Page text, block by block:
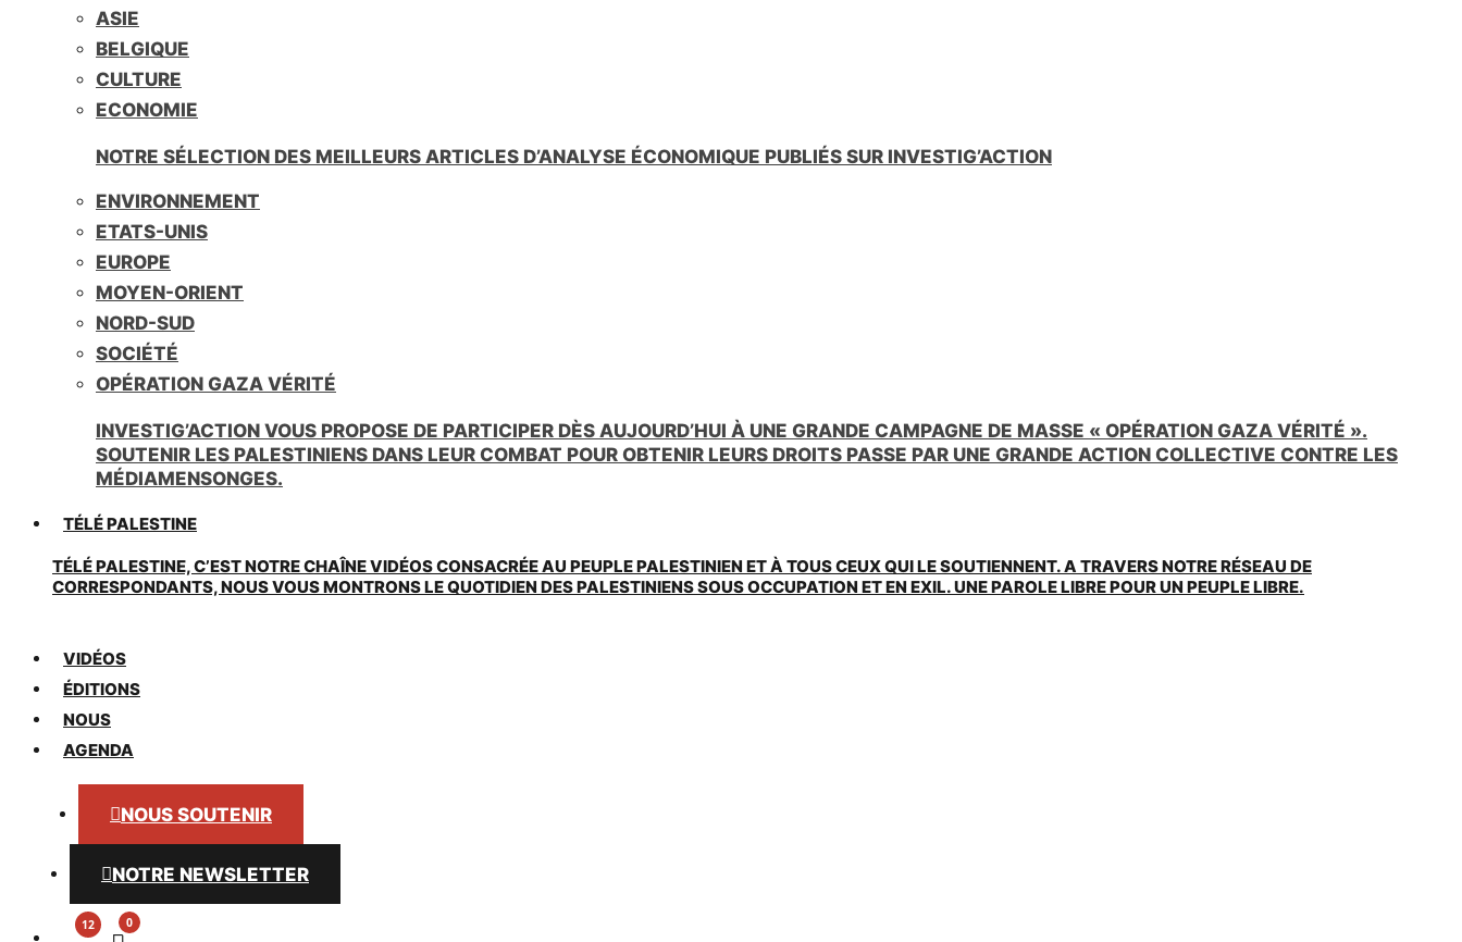
ASIE
BELGIQUE
CULTURE
ECONOMIE
NOTRE SÉLECTION DES MEILLEURS ARTICLES D’ANALYSE ÉCONOMIQUE PUBLIÉS SUR INVESTIG’ACTION
ENVIRONNEMENT
ETATS-UNIS
EUROPE
MOYEN-ORIENT
NORD-SUD
SOCIÉTÉ
OPÉRATION GAZA VÉRITÉ
INVESTIG’ACTION VOUS PROPOSE DE PARTICIPER DÈS AUJOURD’HUI À UNE GRANDE CAMPAGNE DE MASSE « OPÉRATION GAZA VÉRITÉ ».
SOUTENIR LES PALESTINIENS DANS LEUR COMBAT POUR OBTENIR LEURS DROITS PASSE PAR UNE GRANDE ACTION COLLECTIVE CONTRE LES
MÉDIAMENSONGES.
TÉLÉ PALESTINE
TÉLÉ PALESTINE, C’EST NOTRE CHAÎNE VIDÉOS CONSACRÉE AU PEUPLE PALESTINIEN ET À TOUS CEUX QUI LE SOUTIENNENT. A TRAVERS NOTRE RÉSEAU DE
CORRESPONDANTS, NOUS VOUS MONTRONS LE QUOTIDIEN DES PALESTINIENS SOUS OCCUPATION ET EN EXIL. UNE PAROLE LIBRE POUR UN PEUPLE LIBRE.
VIDÉOS
ÉDITIONS
NOUS
AGENDA
NOUS SOUTENIR
NOTRE NEWSLETTER
0